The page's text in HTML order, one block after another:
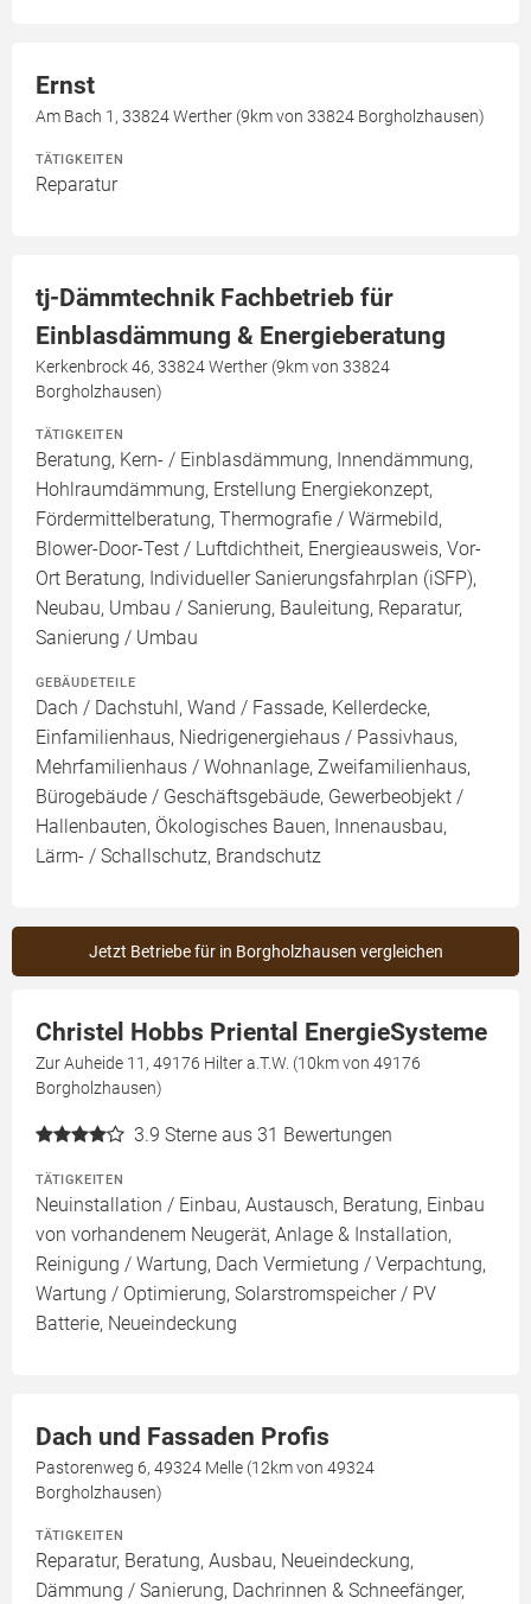
Ernst
Am Bach 1, 33824 Werther (9km von 33824 Borgholzhausen)
TÄTIGKEITEN
Reparatur
tj-Dämmtechnik Fachbetrieb für
Einblasdämmung & Energieberatung
Kerkenbrock 46, 33824 Werther (9km von 33824
Borgholzhausen)
TÄTIGKEITEN
Beratung, Kern- / Einblasdämmung, Innendämmung,
Hohlraumdämmung, Erstellung Energiekonzept,
Fördermittelberatung, Thermografie / Wärmebild,
Blower-Door-Test / Luftdichtheit, Energieausweis, Vor-
Ort Beratung, Individueller Sanierungsfahrplan (iSFP),
Neubau, Umbau / Sanierung, Bauleitung, Reparatur,
Sanierung / Umbau
GEBÄUDETEILE
Dach / Dachstuhl, Wand / Fassade, Kellerdecke,
Einfamilienhaus, Niedrigenergiehaus / Passivhaus,
Mehrfamilienhaus / Wohnanlage, Zweifamilienhaus,
Bürogebäude / Geschäftsgebäude, Gewerbeobjekt /
Hallenbauten, Ökologisches Bauen, Innenausbau,
Lärm- / Schallschutz, Brandschutz
Jetzt Betriebe für in Borgholzhausen vergleichen
Christel Hobbs Priental EnergieSysteme
Zur Auheide 11, 49176 Hilter a.T.W. (10km von 49176
Borgholzhausen)
3.9 Sterne aus 31 Bewertungen
TÄTIGKEITEN
Neuinstallation / Einbau, Austausch, Beratung, Einbau
von vorhandenem Neugerät, Anlage & Installation,
Reinigung / Wartung, Dach Vermietung / Verpachtung,
Wartung / Optimierung, Solarstromspeicher / PV
Batterie, Neueindeckung
Dach und Fassaden Profis
Pastorenweg 6, 49324 Melle (12km von 49324
Borgholzhausen)
TÄTIGKEITEN
Reparatur, Beratung, Ausbau, Neueindeckung,
Dämmung / Sanierung, Dachrinnen & Schneefänger,